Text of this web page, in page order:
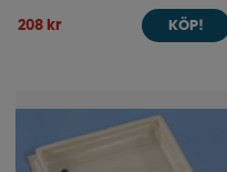
208 kr KÖP!